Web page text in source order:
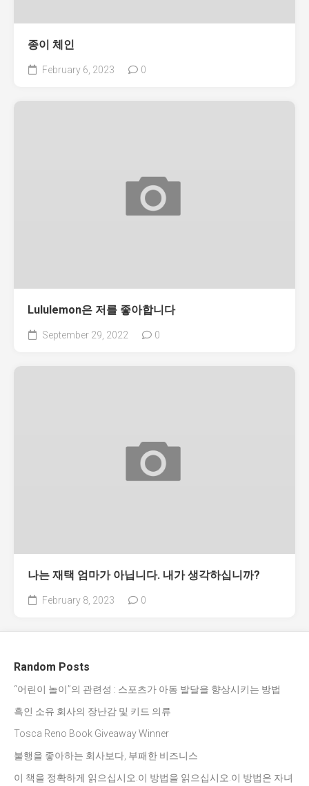
종이 체인
February 6, 2023 0
Lululemon은 저를 좋아합니다
September 29, 2022 0
나는 재택 엄마가 아닙니다. 내가 생각하십니까?
February 8, 2023 0
Random Posts
“어린이 놀이”의 관련성 : 스포츠가 아동 발달을 향상시키는 방법
흑인 소유 회사의 장난감 및 키드 의류
Tosca Reno Book Giveaway Winner
불행을 좋아하는 회사보다, 부패한 비즈니스
이 책을 정확하게 읽으십시오.이 방법을 읽으십시오.이 방법은 자녀